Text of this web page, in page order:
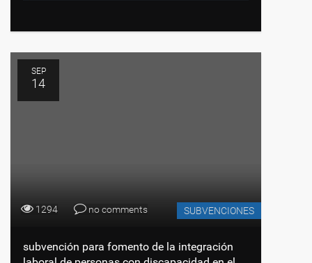
SEP
14
1294 no comments SUBVENCIONES
subvención para fomento de la integración